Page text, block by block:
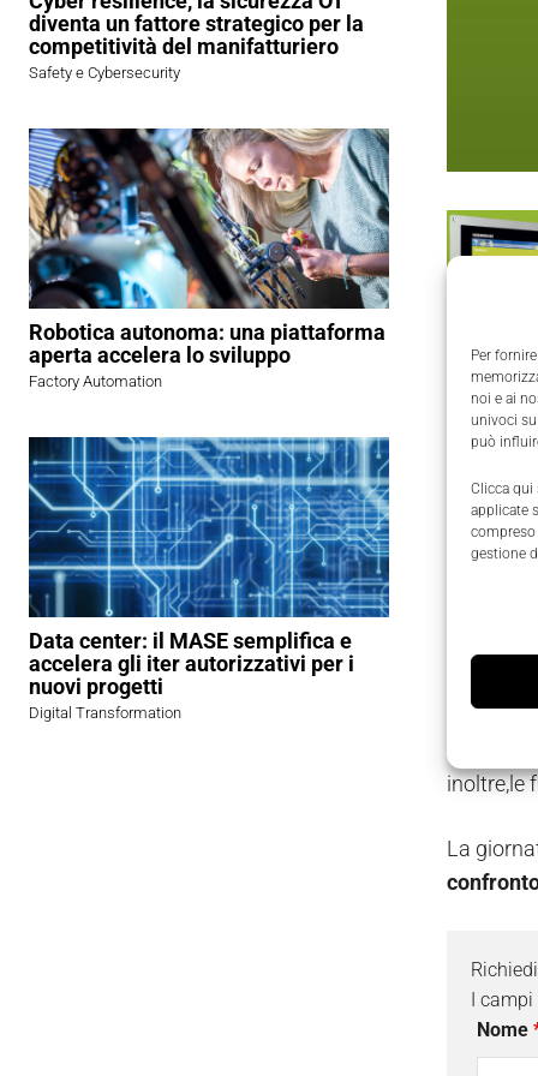
Per
noi e ai
univoci
può
Clicca qui
applicate
gestione
diventa un fattore strategico per la
competitività del manifatturiero
Safety e Cybersecurity
Robotica autonoma: una piattaforma
aperta accelera lo sviluppo
Factory Automation
Data center: il MASE semplifica e
accelera gli iter autorizzativi per i
nuovi progetti
Digital Transformation
dal
In
con
inoltre,le
La
I
Nome